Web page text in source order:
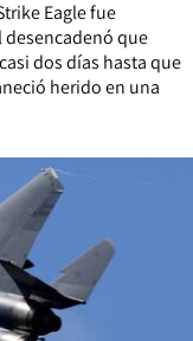
Eagle fue
desencadenó que
dos días hasta que
herido en una